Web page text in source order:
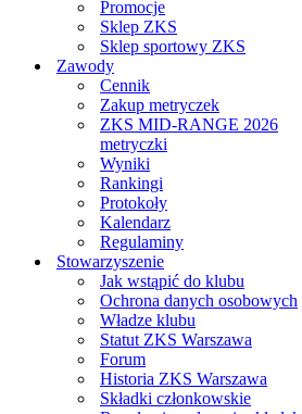
Promocje
Sklep ZKS
Sklep sportowy ZKS
Zawody
Cennik
Zakup metryczek
ZKS MID-RANGE 2026
metryczki
Wyniki
Rankingi
Protokoły
Kalendarz
Regulaminy
Stowarzyszenie
Jak wstąpić do klubu
Ochrona danych osobowych
Władze klubu
Statut ZKS Warszawa
Forum
Historia ZKS Warszawa
Składki członkowskie